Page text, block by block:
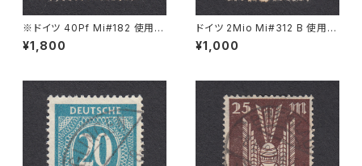
※ドイツ 40Pf Mi#182 使用済
み切手｜HONNEF 20.9.1922
¥1,800
ドイツ 2Mio Mi#312 B 使用済
み切手｜BERLIN 30.10.1923
¥1,000